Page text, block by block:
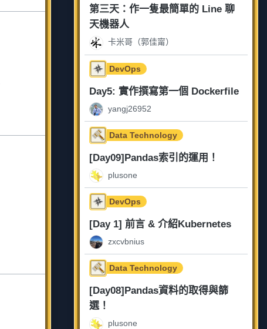
第三天：作一隻最簡單的 Line 聊
天機器人
卡米哥（郭佳甯）
DevOps
Day5: 實作撰寫第一個 Dockerfile
yangj26952
Data Technology
[Day09]Pandas索引的運用！
plusone
DevOps
[Day 1] 前言 & 介紹Kubernetes
zxcvbnius
Data Technology
[Day08]Pandas資料的取得與篩
選！
plusone